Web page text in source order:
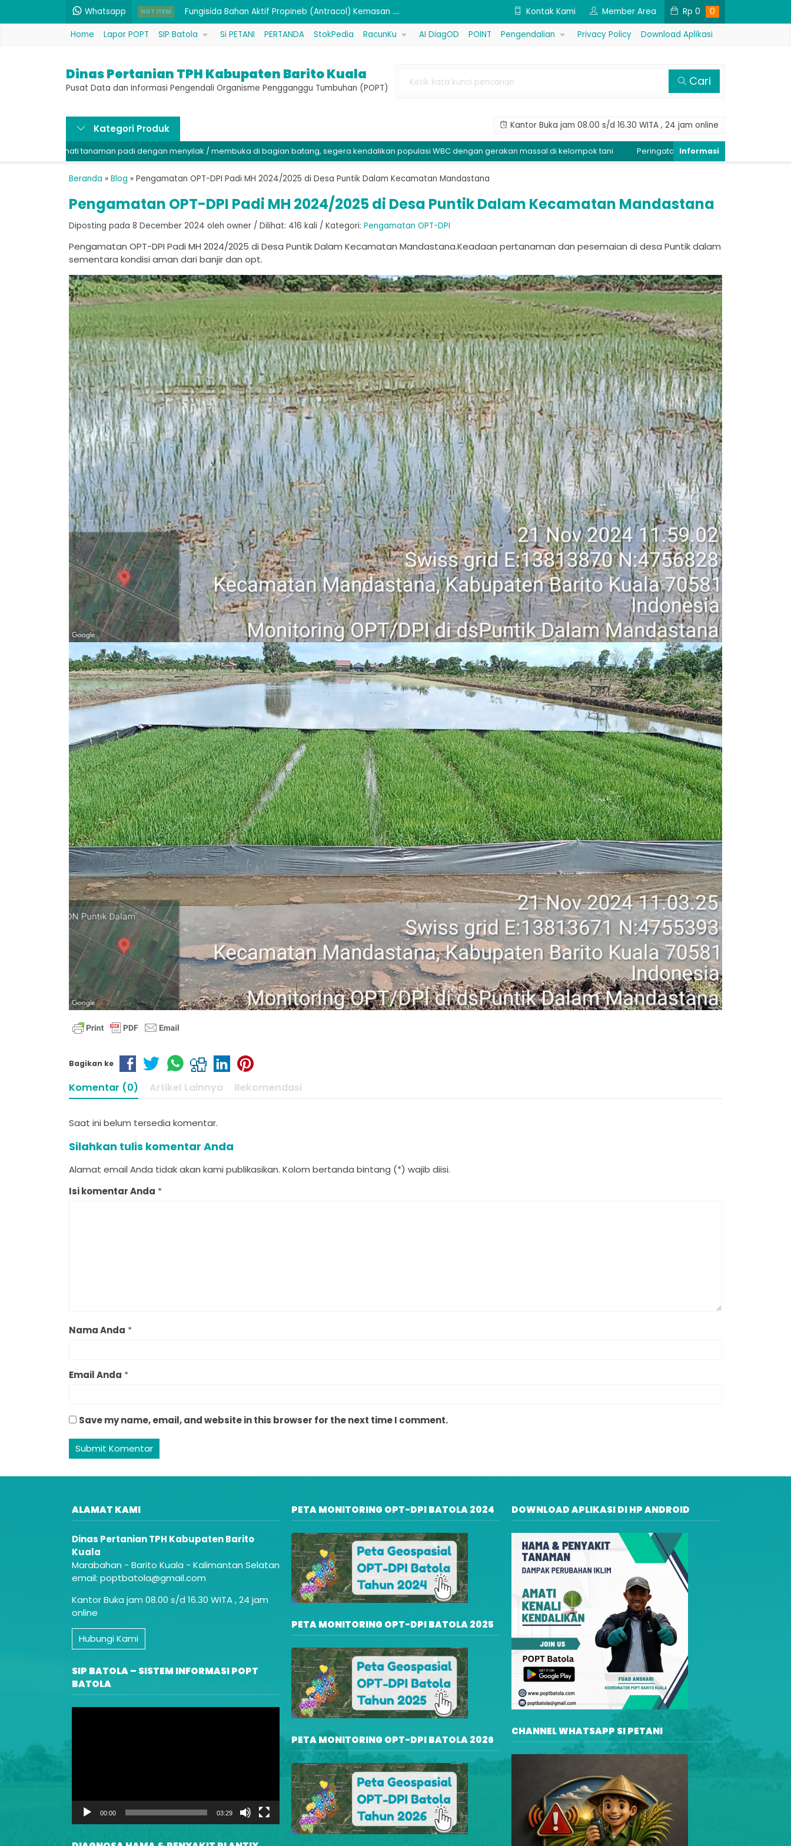
Whatsapp HOT ITEM Belerang 1 kg (Bahan Bubur California)....
Bakterisida / Fungisida Bahan Aktif Tembaga Oksida....
Pupuk N 12% & P 60% (Ultradap) Kemasan 1 kg....
Pupuk P 52% & K 34% (MKP) Kemasan 1 kg....
Fungisida Bahan Aktif Propineb (Antracol) Kemasan ....
Kontak Kami Member Area Rp 0 0
Home Lapor POPT SIP Batola Si PETANI PERTANDA StokPedia RacunKu AI DiagOD POINT Pengendalian Privacy Policy Download Aplikasi
Dinas Pertanian TPH Kabupaten Barito Kuala
Pusat Data dan Informasi Pengendali Organisme Pengganggu Tumbuhan (POPT) Cari
Kategori Produk Kantor Buka jam 08.00 s/d 16.30 WITA , 24 jam online
tanaman padi dengan menyilak / membuka di bagian batang, segera kendalikan populasi WBC dengan gerakan massal di kelompok tani Peringatan Dini Penyakit Tungro, Kendalikan
Beranda » Blog » Pengamatan OPT-DPI Padi MH 2024/2025 di Desa Puntik Dalam Kecamatan Mandastana
Pengamatan OPT-DPI Padi MH 2024/2025 di Desa Puntik Dalam Kecamatan Mandastana
Diposting pada 8 December 2024 oleh owner / Dilihat: 416 kali / Kategori: Pengamatan OPT-DPI
Pengamatan OPT-DPI Padi MH 2024/2025 di Desa Puntik Dalam Kecamatan Mandastana.Keadaan pertanaman dan pesemaian di desa Puntik dalam
sementara kondisi aman dari banjir dan opt.
Bagikan ke
Komentar (0) Artikel Lainnya Rekomendasi
Saat ini belum tersedia komentar.
Silahkan tulis komentar Anda
Alamat email Anda tidak akan kami publikasikan. Kolom bertanda bintang (*) wajib diisi.
Isi komentar Anda *
Nama Anda *
Email Anda *
Save my name, email, and website in this browser for the next time I comment.
ALAMAT KAMI
Dinas Pertanian TPH Kabupaten Barito
Kuala
Marabahan - Barito Kuala - Kalimantan Selatan
email: poptbatola@gmail.com
Kantor Buka jam 08.00 s/d 16.30 WITA , 24 jam
online
Hubungi Kami
SIP BATOLA – SISTEM INFORMASI POPT
BATOLA
00:00 03:29
PETA MONITORING OPT-DPI BATOLA 2024
PETA MONITORING OPT-DPI BATOLA 2025
PETA MONITORING OPT-DPI BATOLA 2026
DOWNLOAD APLIKASI DI HP ANDROID
CHANNEL WHATSAPP SI PETANI